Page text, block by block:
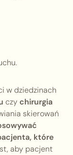
w dziedzinach
czy chirurgia
skierowań
które
aby pacjent